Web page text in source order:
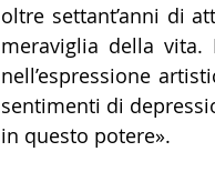
oltre settant’anni di
meraviglia della
nell’espressione
sentimenti di
in questo potere».